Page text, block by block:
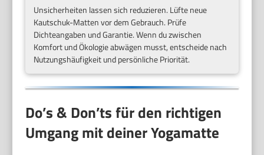
Unsicherheiten lassen sich reduzieren. Lüfte neue
Kautschuk-Matten vor dem Gebrauch. Prüfe
Dichteangaben und Garantie. Wenn du zwischen
Komfort und Ökologie abwägen musst, entscheide nach
Nutzungshäufigkeit und persönliche Priorität.
Do’s & Don’ts für den richtigen
Umgang mit deiner Yogamatte